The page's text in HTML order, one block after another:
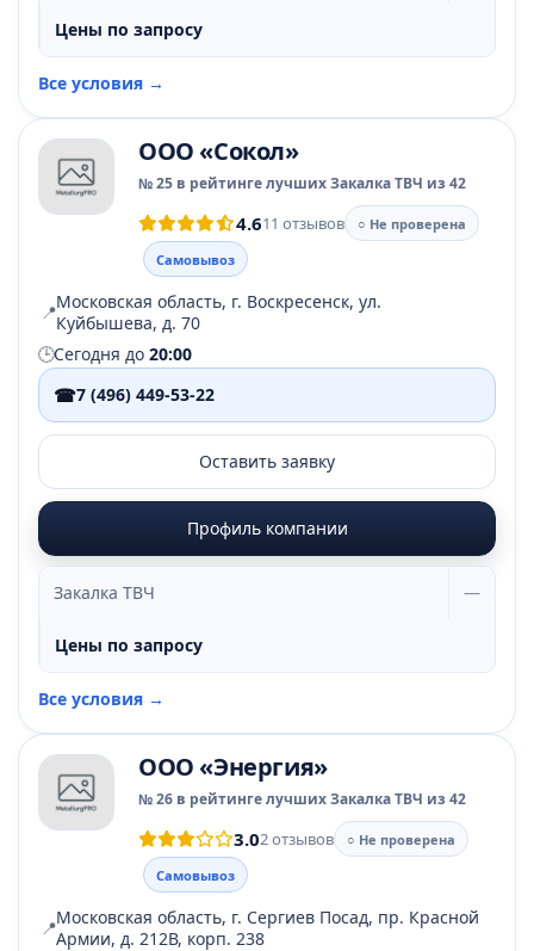
Цены по запросу
Все условия →
ООО «Сокол»
№ 25 в рейтинге лучших Закалка ТВЧ из 42
4.611 отзывов
○ Не проверена
Самовывоз
📍Московская область, г. Воскресенск, ул.
Куйбышева, д. 70
🕒Сегодня до 20:00
☎7 (496) 449-53-22
Оставить заявку
Профиль компании
Закалка ТВЧ —
Цены по запросу
Все условия →
ООО «Энергия»
№ 26 в рейтинге лучших Закалка ТВЧ из 42
3.02 отзывов
○ Не проверена
Самовывоз
📍Московская область, г. Сергиев Посад, пр. Красной
Армии, д. 212В, корп. 238